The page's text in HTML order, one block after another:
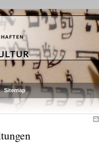
Sitemap